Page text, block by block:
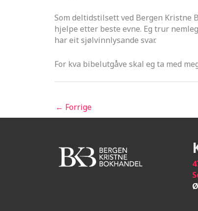
Som deltidstilsett ved Bergen Kristne
hjelpe etter beste evne. Eg trur
har eit sjølvinnlysande svar.
For kva bibelutgåve skal eg ta med
← Forrige